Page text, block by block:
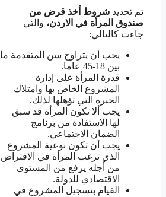
تم تحديد شروط أخذ قرض من
صندوق المرأة في الاردن، والتي
جاءت كالتالي:
يجب أن يتراوح سن المتقدمة ما
بين 18-45 عاما.
قدرة المرأة على إدارة
المشروع الخاص بها وامتلاك
الخبرة التي تؤهلها لذلك.
يجب ألا تكون المرأة قد سبق
لها الاستفادة من برنامج
الضمان الاجتماعي.
يجب أن تكون نوعية المشروع
الذي ترغب المرأة في الاقتراض
من أجله يرفع من المستوى
الاقتصادي للدولة.
القيام بتسجيل المشروع في